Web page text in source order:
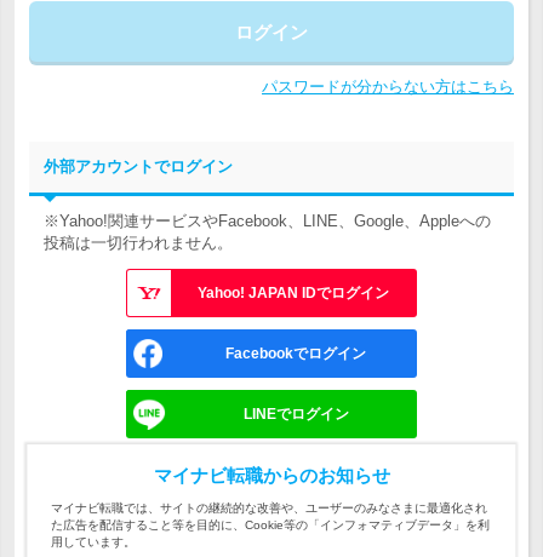
ログイン
パスワードが分からない方はこちら
外部アカウントでログイン
※Yahoo!関連サービスやFacebook、LINE、Google、Appleへの
投稿は一切行われません。
Yahoo! JAPAN IDでログイン
Facebookでログイン
LINEでログイン
Googleでログイン
Appleでサインイン
マイナビ転職からのお知らせ
マイナビ転職では、サイトの継続的な改善や、ユーザーのみなさまに最適化され
た広告を配信すること等を目的に、Cookie等の「インフォマティブデータ」を利
用しています。